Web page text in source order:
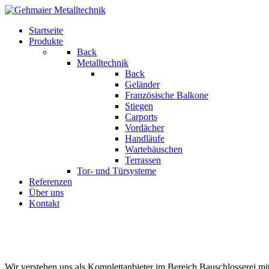
Startseite
Produkte
Back
Metalltechnik
Back
Geländer
Französische Balkone
Stiegen
Carports
Vordächer
Handläufe
Wartehäuschen
Terrassen
Tor- und Türsysteme
Referenzen
Über uns
Kontakt
Wir verstehen uns als Komplettanbieter im Bereich Bauschlosserei